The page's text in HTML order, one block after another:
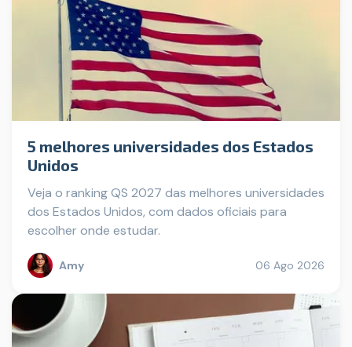
5 melhores universidades dos Estados
Unidos
Veja o ranking QS 2027 das melhores universidades
dos Estados Unidos, com dados oficiais para
escolher onde estudar.
Amy 06 Ago 2026